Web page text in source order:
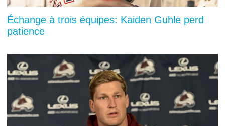
Échange à trois équipes: Kaiden Guhle perd
patience